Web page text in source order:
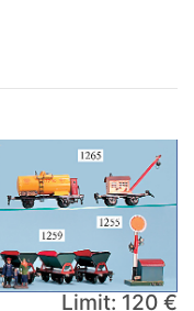
Limit: 120 €